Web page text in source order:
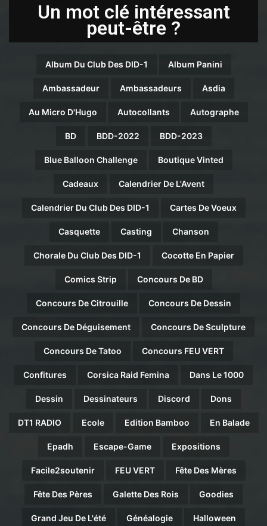
Un mot clé intéressant
peut-être ?
Album Du Club Des DID-1 Album Panini
Ambassadeur Ambassadeurs Asdia
Au Micro D'Hugo Autocollants Autographe
BD BDD-2022 BDD-2023
Blue Balloon Challenge Boutique Vinted
Cadeaux Calendrier De L'Avent
Calendrier Du Club Des DID-1 Cartes De Voeux
Casquette Casting Chanson
Chorale Du Club Des DID-1 Cocotte En Papier
Comics Strip Concours De BD
Concours De Citrouille Concours De Dessin
Concours De Déguisement Concours De Sculpture
Concours De Tatoo Concours FEU VERT
Confitures Corsica Raid Femina Dans Le 1000
Dessin Dessinateurs Discord Dons
DT1 RADIO Ecole Edition Bamboo En Balade
Epadh Escape-Game Expositions
Facile2soutenir FEU VERT Fête Des Mères
Fête Des Pères Galette Des Rois Goodies
Grand Jeu De L'été Généalogie Halloween